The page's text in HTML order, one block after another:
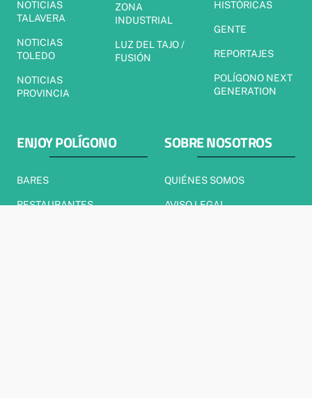
NOTICIAS
TALAVERA
NOTICIAS
TOLEDO
NOTICIAS
PROVINCIA
ZONA
INDUSTRIAL
LUZ DEL TAJO /
FUSIÓN
HISTÓRICAS
GENTE
REPORTAJES
POLÍGONO NEXT
GENERATION
ENJOY POLÍGONO
BARES
RESTAURANTES
SOBRE NOSOTROS
QUIÉNES SOMOS
AVISO LEGAL